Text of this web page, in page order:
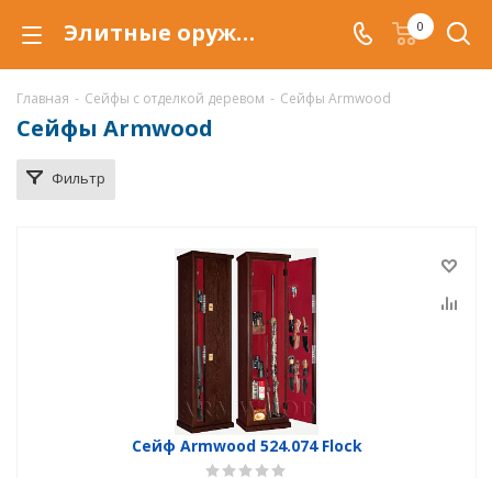
Элитные оружейные сейфы Armwood с отделкой деревом в Уфе, купить сейф Armwood в дереве по низкой цене, доставка сейфов Armwood, сейф оружейный армвуд 0
Главная - Сейфы с отделкой деревом - Сейфы Armwood
Сейфы Armwood
Фильтр
Сейф Armwood 524.074 Flock